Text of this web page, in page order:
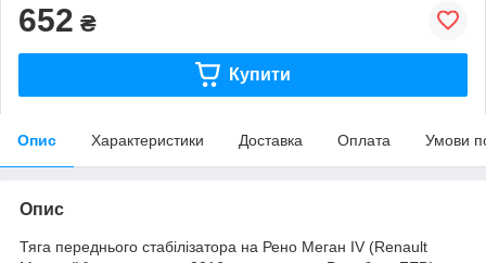
652 ₴
Купити
Опис Характеристики Доставка Оплата Умови
Опис
Тяга переднього стабілізатора на Рено Меган IV (Renault